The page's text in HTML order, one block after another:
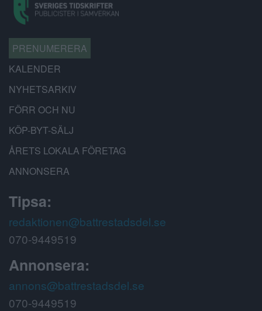
PRENUMERERA
KALENDER
NYHETSARKIV
FÖRR OCH NU
KÖP-BYT-SÄLJ
ÅRETS LOKALA FÖRETAG
ANNONSERA
Tipsa:
redaktionen@battrestadsdel.se
070-9449519
Annonsera:
annons@battrestadsdel.se
070-9449519